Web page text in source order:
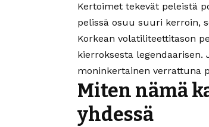
Kertoimet tekevät peleistä
pelissä osuu suuri kerroin,
Korkean volatiliteettitason
kierroksesta
moninkertainen verrattuna
Miten nämä
yhdessä